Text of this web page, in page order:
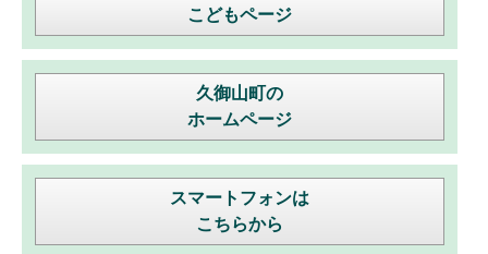
こどもページ
久御山町の
ホームページ
スマートフォンは
こちらから